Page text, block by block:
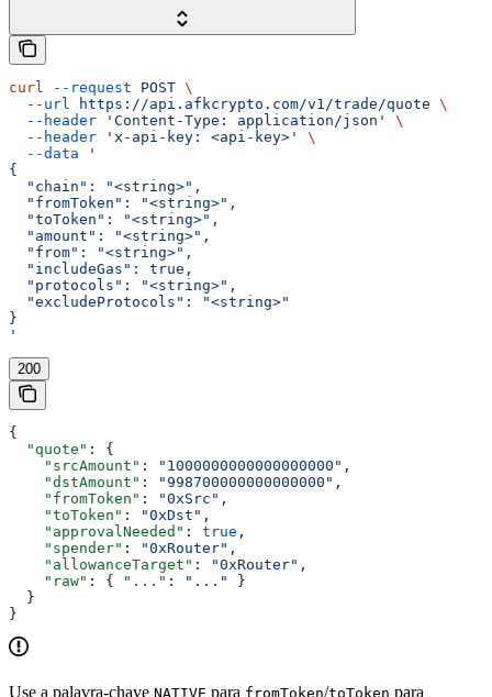
curl --request POST \
  --url
https://api.afkcrypto.com/v1/trade/quote \
  --header
'Content-Type: application/json'
\
  --header
'x-api-key: <api-key>'
\
  --data
'
{
  "chain": "<string>",
  "fromToken": "<string>",
  "toToken": "<string>",
  "amount": "<string>",
  "from": "<string>",
  "includeGas": true,
  "protocols": "<string>",
  "excludeProtocols": "<string>"
}
'
200
{
  "quote"
: {
    "srcAmount"
: "1000000000000000000" ,
    "dstAmount"
: "998700000000000000" ,
    "fromToken"
: "0xSrc" ,
    "toToken"
: "0xDst" ,
    "approvalNeeded"
: true ,
    "spender"
: "0xRouter" ,
    "allowanceTarget"
: "0xRouter" ,
    "raw"
: { "..." : "..."
}
  }
}
Use a palavra-chave NATIVE para fromToken/toToken para